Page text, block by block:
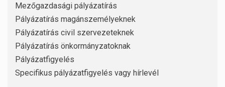
Mezőgazdasági pályázatírás
Pályázatírás magánszemélyeknek
Pályázatírás civil szervezeteknek
Pályázatírás önkormányzatoknak
Pályázatfigyelés
Specifikus pályázatfigyelés vagy hírlevél